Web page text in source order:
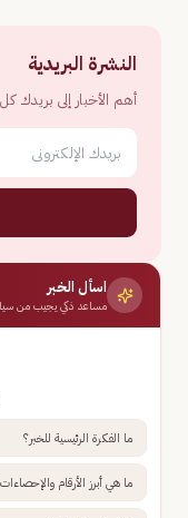
النشرة البريدية
أهم الأخبار إلى بريدك
اسأل الخبر
مساعد ذكي يجيب من
ما الفكرة الرئيسية للخبر؟
ما هي أبرز الأرقام